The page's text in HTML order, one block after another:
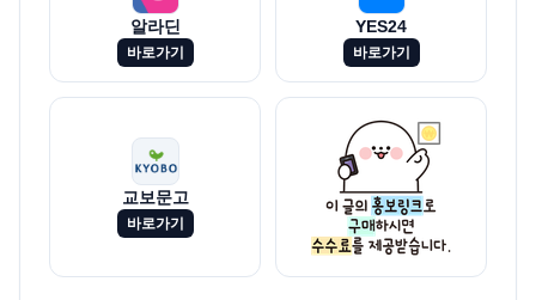
알라딘
바로가기
YES24
바로가기
교보문고
바로가기